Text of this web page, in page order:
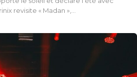
revisite « Madan »,…